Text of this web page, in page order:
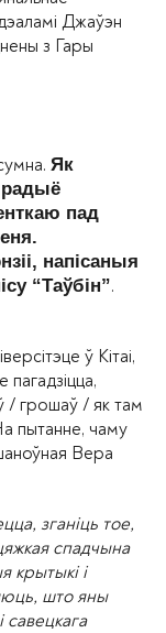
Джаўэн
з Гары
Як
пад
напісаныя
“Таўбін”.
ў Кітаі,
/ грошаў / як там
пытанне, чаму
Вера
зганіць тое,
спадчына
крытыкі і
што яны
савецкага